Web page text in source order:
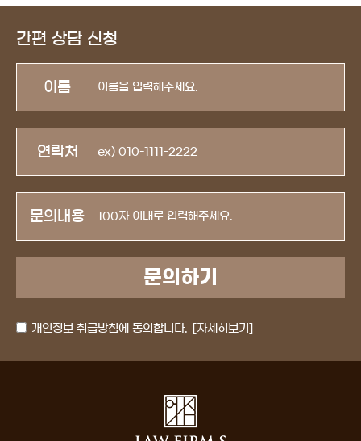
간편 상담 신청
이름
연락처
문의내용
개인정보 취급방침에 동의합니다. [자세히보기]